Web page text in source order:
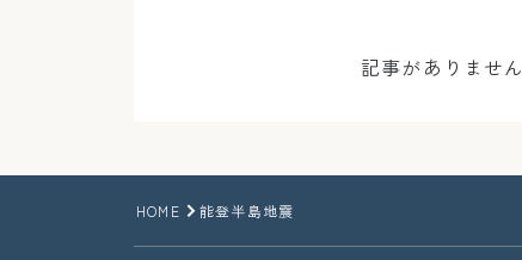
記事がありません
HOME 能登半島地震